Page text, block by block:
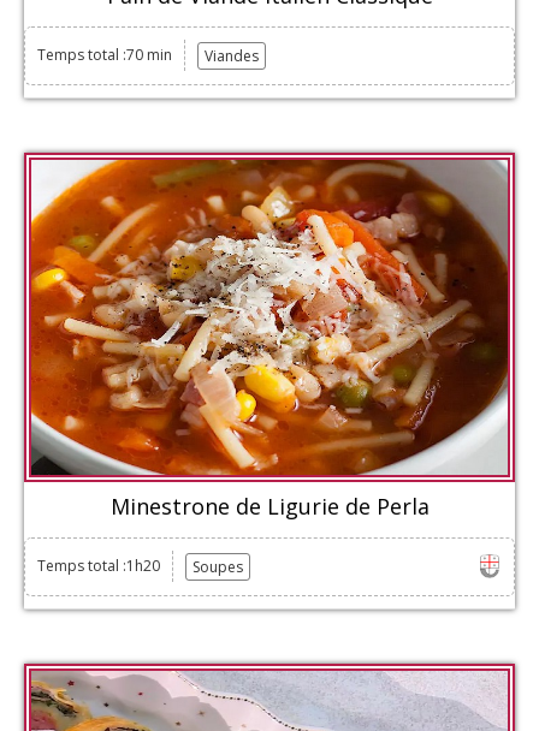
Temps total :70 min Viandes
Minestrone de Ligurie de Perla
Temps total :1h20 Soupes